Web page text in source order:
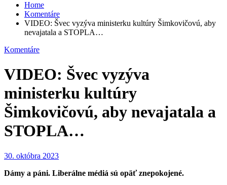
Home
Komentáre
VIDEO: Švec vyzýva ministerku kultúry Šimkovičovú, aby
nevajatala a STOPLA…
Komentáre
VIDEO: Švec vyzýva
ministerku kultúry
Šimkovičovú, aby nevajatala a
STOPLA…
30. októbra 2023
Dámy a páni. Liberálne médiá sú opäť znepokojené.